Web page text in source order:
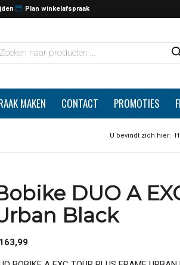
Plan winkelafspraak
MAKEN CONTACT PROMOTIES
U bevindt zich hier:
DUO A
Black
163,99